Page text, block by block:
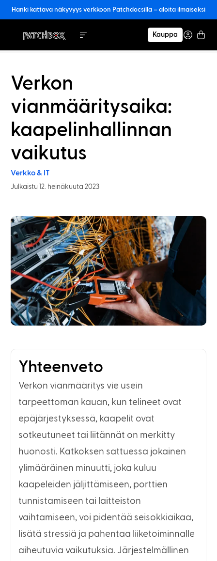
Hanki kattava näkyvyys verkkoon Patchdocsilla – aloita ilmaiseksi
Kauppa
Verkon
vianmääritysaika:
kaapelinhallinnan
vaikutus
Verkko & IT
Julkaistu 12. heinäkuuta 2023
Yhteenveto
Verkon vianmääritys vie usein
tarpeettoman kauan, kun telineet ovat
epäjärjestyksessä, kaapelit ovat
sotkeutuneet tai liitännät on merkitty
huonosti. Katkoksen sattuessa jokainen
ylimääräinen minuutti, joka kuluu
kaapeleiden jäljittämiseen, porttien
tunnistamiseen tai laitteiston
vaihtamiseen, voi pidentää seisokkiaikaa,
lisätä stressiä ja pahentaa liiketoiminnalle
aiheutuvia vaikutuksia. Järjestelmällinen